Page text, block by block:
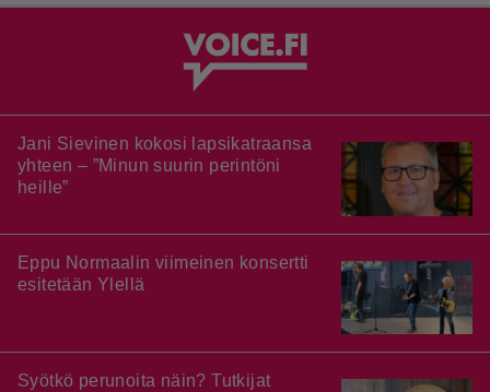
Jani Sievinen kokosi lapsikatraansa
yhteen – ”Minun suurin perintöni
heille”
Eppu Normaalin viimeinen konsertti
esitetään Ylellä
Syötkö perunoita näin? Tutkijat